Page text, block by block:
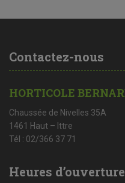
Contactez-nous
HORTICOLE
Chaussée de Nivelles 35A
1461 Haut – Ittre
Tél : 02/366 37 71
Heures d’ouverture